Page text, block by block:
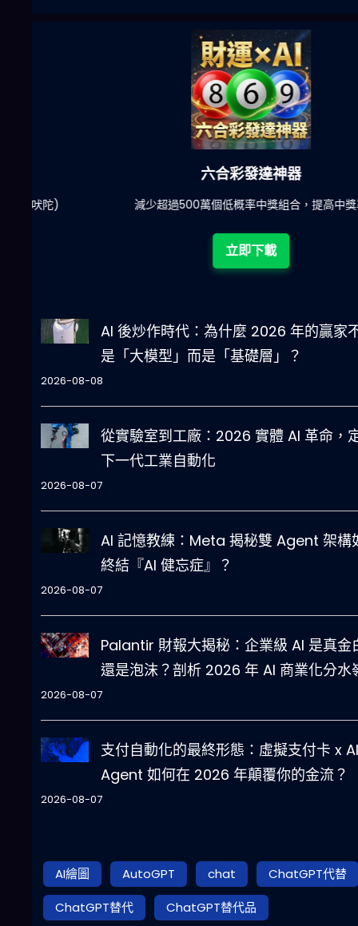
六合彩發達神器
減少超過500萬個低概率中獎組合，提高中獎率
立即下載
AI 後炒作時代：為什麼 2026 年的贏家
是「大模型」而是「基礎層」？
2026-08-08
從實驗室到工廠：2026 實體 AI 革命，
下一代工業自動化
2026-08-07
AI 記憶教練：Meta 揭秘雙 Agent 架構
終結『AI 健忘症』？
2026-08-07
Palantir 財報大揭秘：企業級 AI 是真金
還是泡沫？剖析 2026 年 AI 商業化分水
2026-08-07
支付自動化的最終形態：虛擬支付卡 x AI
Agent 如何在 2026 年顛覆你的金流？
2026-08-07
AI繪圖 AutoGPT chat
ChatGPT代替
ChatGPT替代
ChatGPT替代品